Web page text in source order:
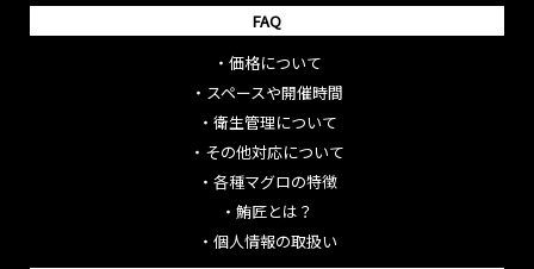
FAQ
・ 価格について
・ スペースや開催時間
・ 衛生管理について
・ その他対応について
・ 各種マグロの特徴
・ 鮪匠とは？
・ 個人情報の取扱い